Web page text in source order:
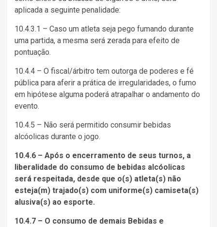
aplicada a seguinte penalidade:
10.4.3.1 – Caso um atleta seja pego fumando durante
uma partida, a mesma será zerada para efeito de
pontuação.
10.4.4 – O fiscal/árbitro tem outorga de poderes e fé
pública para aferir a prática de irregularidades, o fumo
em hipótese alguma poderá atrapalhar o andamento do
evento.
10.4.5 – Não será permitido consumir bebidas
alcóolicas durante o jogo.
10.4.6 – Após o encerramento de seus turnos, a
liberalidade do consumo de bebidas alcóolicas
será respeitada, desde que o(s) atleta(s) não
esteja(m) trajado(s) com uniforme(s) camiseta(s)
alusiva(s) ao esporte.
10.4.7 – O consumo de demais Bebidas e